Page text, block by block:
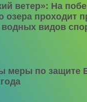
ветер»: На
озера проходит
видов
меры по защите